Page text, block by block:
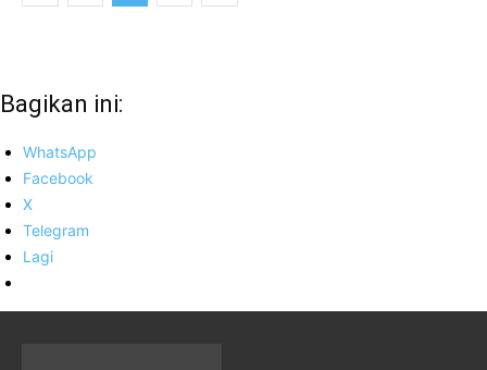
Bagikan ini:
WhatsApp
Facebook
X
Telegram
Lagi